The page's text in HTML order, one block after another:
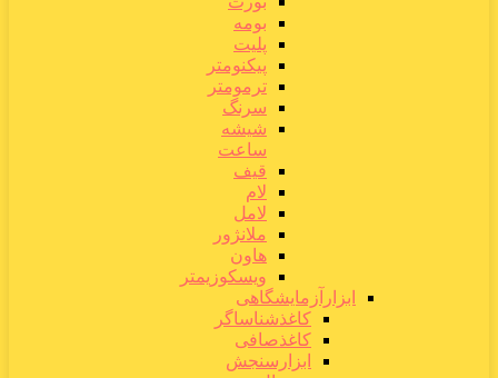
بومه
پلیت
پیکنومتر
ترمومتر
سرنگ
شیشه
ساعت
قیف
لام
لامل
ملانژور
هاون
ویسکوزیمتر
ابزارآزمایشگاهی
کاغذشناساگر
کاغذصافی
ابزارسنجش